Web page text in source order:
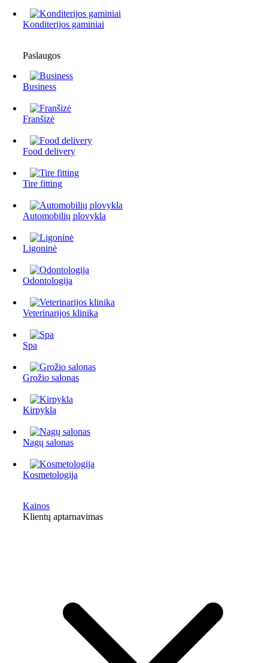
Konditerijos gaminiai
Paslaugos
Business
Franšizė
Food delivery
Tire fitting
Automobilių plovykla
Ligoninė
Odontologija
Veterinarijos klinika
Spa
Grožio salonas
Kirpykla
Nagų salonas
Kosmetologija
Kainos
Klientų aptarnavimas